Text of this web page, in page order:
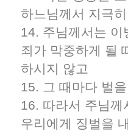
하느님께서 지극
14. 주님께서는 이
죄가 막중하게 될
하시지 않고
15. 그 때마다 벌
16. 따라서 주님께
우리에게 징벌을